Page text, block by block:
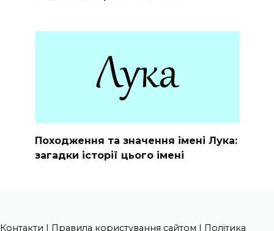
Походження та значення імені Лука:
загадки історії цього імені
Контакти | Правила користування сайтом | Політика